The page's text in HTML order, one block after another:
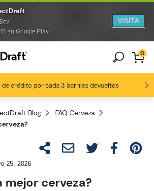
en Google Play
VISITA
saltar al contenido
Saltar al pie de página
de crédito por cada 3 barriles devueltos
la cerveza nos aman 8,8 / 10
0
Blog
FAQ Cerveza
25, 2026
mejor cerveza?